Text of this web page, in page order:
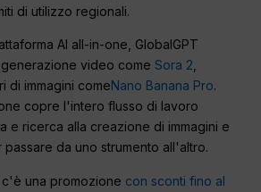
di utilizzo regionali.
AI all-in-one, GlobalGPT
generazione video comeSora 2,
di immagini comeNano Banana Pro.
copre l'intero flusso di lavoro
e ricerca alla creazione di immagini e
da uno strumento all'altro.
una promozione con sconti fino al